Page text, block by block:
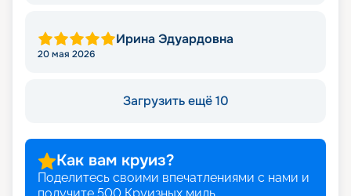
Ирина Эдуардовна
20 мая 2026
Загрузить ещё 10
Как вам круиз?
Поделитесь своими впечатлениями с нами и